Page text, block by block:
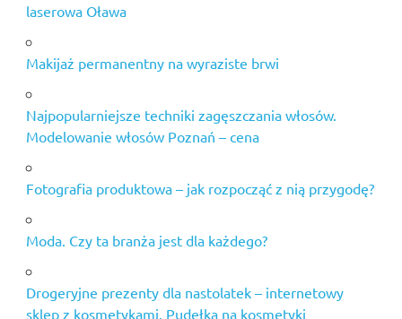
laserowa Oława
Makijaż permanentny na wyraziste brwi
Najpopularniejsze techniki zagęszczania włosów.
Modelowanie włosów Poznań – cena
Fotografia produktowa – jak rozpocząć z nią przygodę?
Moda. Czy ta branża jest dla każdego?
Drogeryjne prezenty dla nastolatek – internetowy
sklep z kosmetykami. Pudełka na kosmetyki